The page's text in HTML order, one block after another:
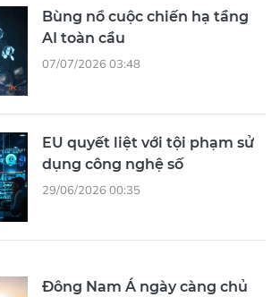
Bùng nổ cuộc chiến hạ tầng
AI toàn cầu
07/07/2026 03:48
EU quyết liệt với tội phạm sử
dụng công nghệ số
29/06/2026 00:35
Đông Nam Á ngày càng chủ